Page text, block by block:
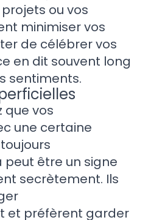
ou vos
minimiser vos
de célébrer vos
en dit souvent long
sentiments.
que vos
une certaine
peut être un signe
secrètement. Ils
et préfèrent garder